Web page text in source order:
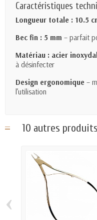
Caractéristiques
Longueur totale : 10.5
Bec fin : 5 mm – parfait
Matériau : acier
à désinfecter
Design ergonomique –
l’utilisation
10 autres
‹